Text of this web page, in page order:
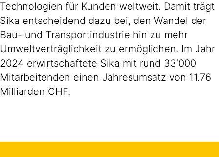
Technologien für Kunden weltweit. Damit trägt
Sika entscheidend dazu bei, den Wandel der
Bau- und Transportindustrie hin zu mehr
Umweltverträglichkeit zu ermöglichen. Im Jahr
2024 erwirtschaftete Sika mit rund 33‘000
Mitarbeitenden einen Jahresumsatz von 11.76
Milliarden CHF.